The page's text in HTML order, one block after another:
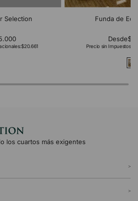
Selection
$20.661
Funda de
Desde
Precio sin Impuestos
los cuartos más exigentes